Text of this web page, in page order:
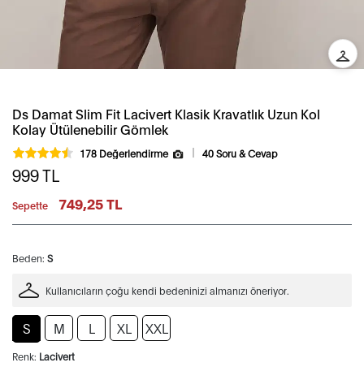
Ds Damat Slim Fit Lacivert Klasik Kravatlık Uzun Kol
Kolay Ütülenebilir Gömlek
178 Değerlendirme 40 Soru & Cevap
999TL
Sepette 749,25 TL
Beden: S
Kullanıcıların çoğu kendi bedeninizi almanızı öneriyor.
S M L XL XXL
Renk: Lacivert